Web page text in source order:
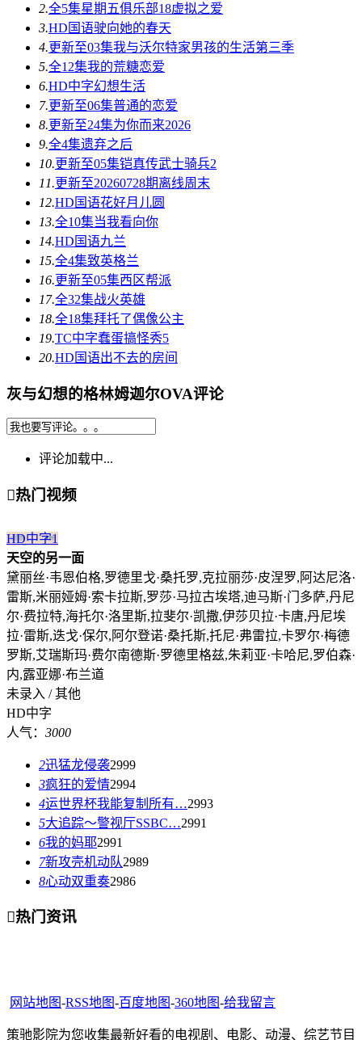
2.全5集星期五俱乐部18虚拟之爱
3.HD国语驶向她的春天​
4.更新至03集我与沃尔特家男孩的生活第三季
5.全12集我的荒糖恋爱
6.HD中字幻想生活
7.更新至06集普通的恋爱
8.更新至24集为你而来2026
9.全4集遗弃之后
10.更新至05集铠真传武士骑兵2
11.更新至20260728期离线周末
12.HD国语花好月儿圆
13.全10集当我看向你
14.HD国语九兰
15.全4集致英格兰
16.更新至05集西区帮派
17.全32集战火英雄
18.全18集拜托了偶像公主
19.TC中字蠢蛋搞怪秀5
20.HD国语出不去的房间
灰与幻想的格林姆迦尔OVA评论
评论加载中...
热门视频
HD中字1
天空的另一面
黛丽丝·韦恩伯格,罗德里戈·桑托罗,克拉丽莎·皮涅罗,阿达尼洛·
雷斯,米丽娅姆·索卡拉斯,罗莎·马拉古埃塔,迪马斯·门多萨,丹尼
尔·费拉特,海托尔·洛里斯,拉斐尔·凯撒,伊莎贝拉·卡唐,丹尼埃
拉·雷斯,迭戈·保尔,阿尔登诺·桑托斯,托尼·弗雷拉,卡罗尔·梅德
罗斯,艾瑞斯玛·费尔南德斯·罗德里格兹,朱莉亚·卡哈尼,罗伯森·
内,露亚娜·布兰道
未录入 / 其他
HD中字
人气： 3000
2迅猛龙侵袭2999
3疯狂的爱情2994
4运世界杯我能复制所有…2993
5大追踪〜警视厅SSBC…2991
6我的妈耶2991
7新攻壳机动队2989
8心动双重奏2986
热门资讯
网站地图-RSS地图-百度地图-360地图-给我留言
策驰影院为您收集最新好看的电视剧、电影、动漫、综艺节目